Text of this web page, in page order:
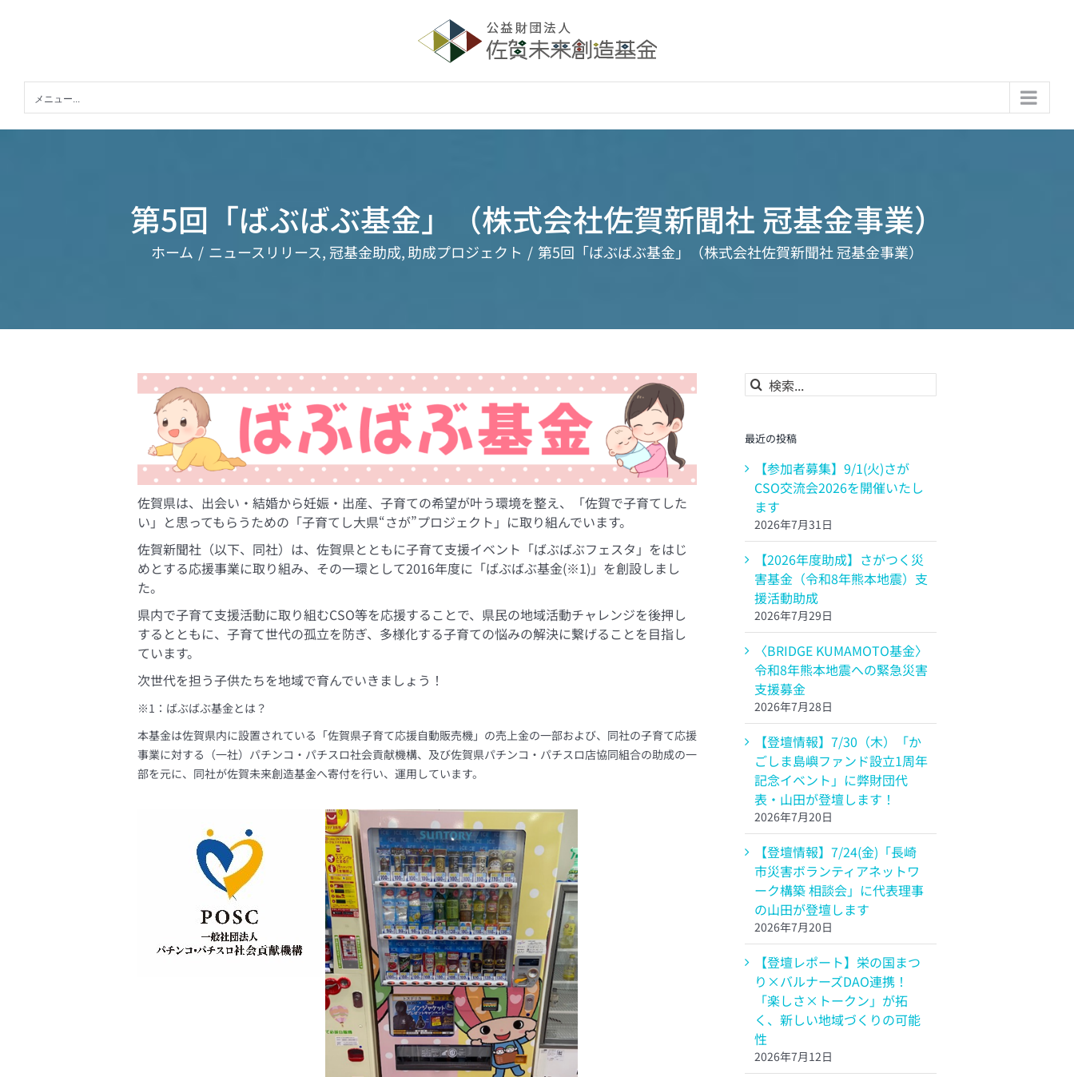
メニュー...
第5回「ばぶばぶ基金」（株式会社佐賀新聞社 冠基金事業）
ホーム ニュースリリース 冠基金助成 助成プロジェクト 第5回「ばぶばぶ基金」（株式会社佐賀新聞社 冠基金事業）
佐賀県は、出会い・結婚から妊娠・出産、子育ての希望が叶う環境を整え、「佐賀で子育てした
い」と思ってもらうための「子育てし大県“さが”プロジェクト」に取り組んでいます。
佐賀新聞社（以下、同社）は、佐賀県とともに子育て支援イベント「ばぶばぶフェスタ」をはじ
めとする応援事業に取り組み、その一環として2016年度に「ばぶばぶ基金(※1)」を創設しまし
た。
県内で子育て支援活動に取り組むCSO等を応援することで、県民の地域活動チャレンジを後押し
するとともに、子育て世代の孤立を防ぎ、多様化する子育ての悩みの解決に繋げることを目指し
ています。
次世代を担う子供たちを地域で育んでいきましょう！
※1：ばぶばぶ基金とは？
本基金は佐賀県内に設置されている「佐賀県子育て応援自動販売機」の売上金の一部および、同社の子育て応援
事業に対する（一社）パチンコ・パチスロ社会貢献機構、及び佐賀県パチンコ・パチスロ店協同組合の助成の一
部を元に、同社が佐賀未来創造基金へ寄付を行い、運用しています。
検
索
最近の投稿
【参加者募集】9/1(火)さが
CSO交流会2026を開催いたし
ます
2026年7月31日
【2026年度助成】さがつく災
害基金（令和8年熊本地震）支
援活動助成
2026年7月29日
〈BRIDGE KUMAMOTO基金〉
令和8年熊本地震への緊急災害
支援募金
2026年7月28日
【登壇情報】7/30（木）「か
ごしま島嶼ファンド設立1周年
記念イベント」に弊財団代
表・山田が登壇します！
2026年7月20日
【登壇情報】7/24(金)「長崎
市災害ボランティアネットワ
ーク構築 相談会」に代表理事
の山田が登壇します
2026年7月20日
【登壇レポート】栄の国まつ
り×バルナーズDAO連携！
「楽しさ×トークン」が拓
く、新しい地域づくりの可能
性
2026年7月12日